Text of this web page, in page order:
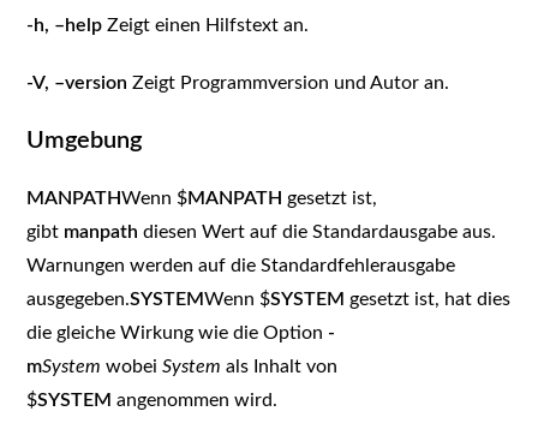
-h, –help Zeigt einen Hilfstext an.
-V, –version Zeigt Programmversion und Autor an.
Umgebung
MANPATHWenn $MANPATH gesetzt ist,
gibt manpath diesen Wert auf die Standardausgabe aus.
Warnungen werden auf die Standardfehlerausgabe
ausgegeben.SYSTEMWenn $SYSTEM gesetzt ist, hat dies
die gleiche Wirkung wie die Option -
mSystem wobeiSystem als Inhalt von
$SYSTEM angenommen wird.